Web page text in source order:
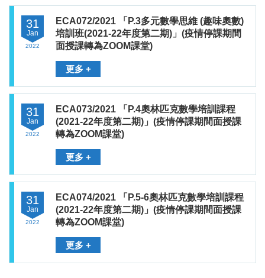
31
Jan
2022
ECA072/2021 「P.3多元數學思維 (趣味奧數)
培訓班(2021-22年度第二期)」(疫情停課期間
面授課轉為ZOOM課堂)
更多 +
31
Jan
2022
ECA073/2021 「P.4奧林匹克數學培訓課程
(2021-22年度第二期)」(疫情停課期間面授課
轉為ZOOM課堂)
更多 +
31
Jan
2022
ECA074/2021 「P.5-6奧林匹克數學培訓課程
(2021-22年度第二期)」(疫情停課期間面授課
轉為ZOOM課堂)
更多 +